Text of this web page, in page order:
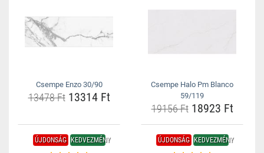
Csempe Enzo 30/90
13478 Ft13314 Ft
Csempe Halo Pm Blanco
59/119
19156 Ft18923 Ft
ÚJDONSÁG KEDVEZMÉNY ÚJDONSÁG KEDVEZMÉNY